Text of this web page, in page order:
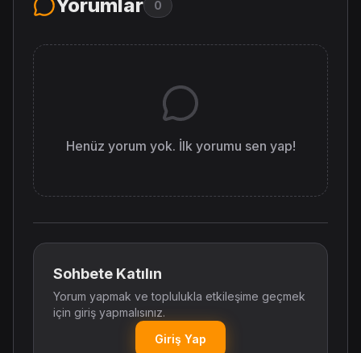
Yorumlar 0
Henüz yorum yok. İlk yorumu sen yap!
Sohbete Katılın
Yorum yapmak ve toplulukla etkileşime geçmek
için giriş yapmalısınız.
Giriş Yap